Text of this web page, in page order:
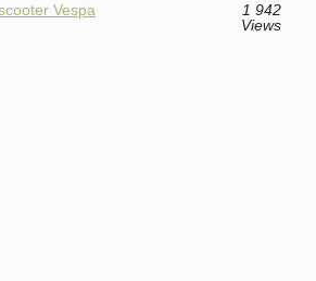
Vespa
1 942
Views